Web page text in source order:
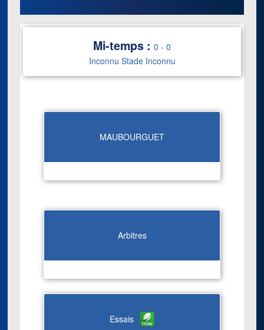
Mi-temps : 0 - 0
Inconnu Stade Inconnu
MAUBOURGUET
Arbitres
Essais